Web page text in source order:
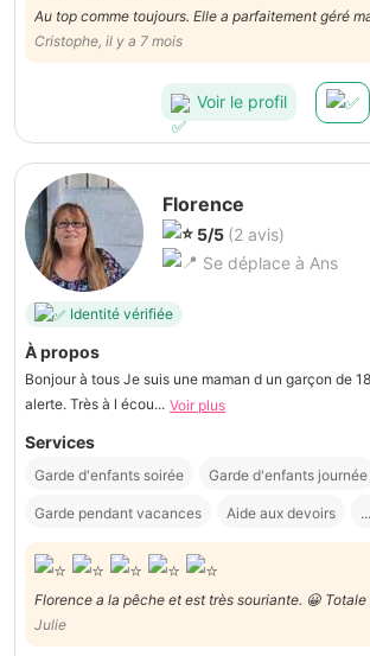
Au top comme toujours. Elle a parfaitement géré
d'enfants par rapport a ce qui était prévu
Cristophe, il y a 7 mois
Voir le profil
Florence
5/5 (2 avis)
Se déplace à Ans
Identité vérifiée
À propos
Bonjour à tous Je suis une maman d un garçon de
alerte. Très à l écou... Voir plus
Services
Garde d'enfants soirée Garde d'enfants journée
Garde pendant vacances Aide aux devoirs ...
Florence a la pêche et est très souriante. 😀 Totale confiance pour la
garde de notre bébé avec qui elle est douce et très
Julie